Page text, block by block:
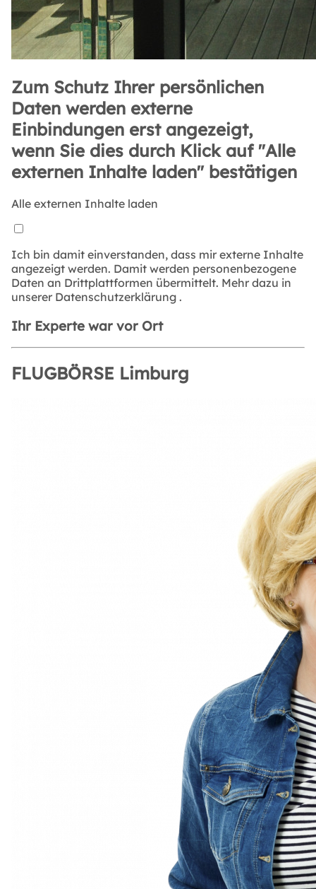
Zum Schutz Ihrer persönlichen
Daten werden externe
Einbindungen erst angezeigt,
wenn Sie dies durch Klick auf "Alle
externen Inhalte laden" bestätigen
Alle externen Inhalte laden
Ich bin damit einverstanden, dass mir externe Inhalte
angezeigt werden. Damit werden personenbezogene
Daten an Drittplattformen übermittelt. Mehr dazu in
unserer Datenschutzerklärung .
Ihr Experte war vor Ort
FLUGBÖRSE Limburg